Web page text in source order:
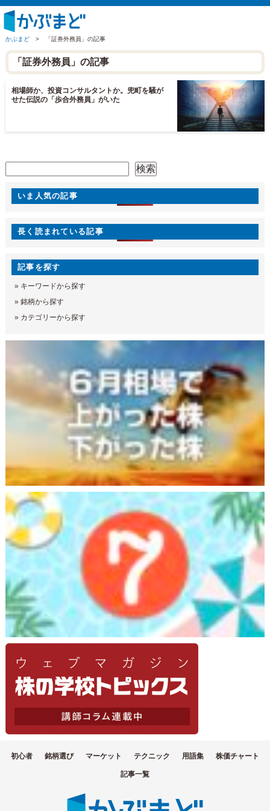
かぶまど > 「証券外務員」の記事
「証券外務員」の記事
相場師か、投資コンサルタントか。兜町を騒が
せた伝説の「歩合外務員」がいた
検索
いま人気の記事
長く読まれている記事
記事を探す
» キーワードから探す
» 銘柄から探す
» カテゴリーから探す
初心者 銘柄選び マーケット テクニック 用語集 株価チャート
記事一覧